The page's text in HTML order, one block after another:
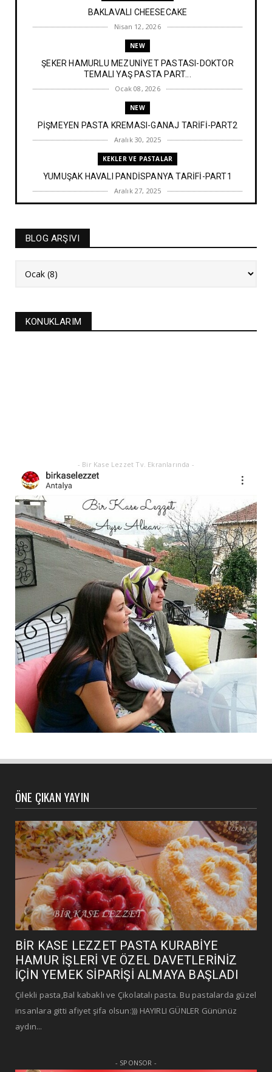
BAKLAVALI CHEESECAKE
Nisan 12, 2026
NEW
ŞEKER HAMURLU MEZUNİYET PASTASI-DOKTOR
TEMALI YAŞ PASTA PART...
Ocak 08, 2026
NEW
PİŞMEYEN PASTA KREMASI-GANAJ TARİFİ-PART2
Aralık 30, 2025
KEKLER VE PASTALAR
YUMUŞAK HAVALI PANDİSPANYA TARİFİ-PART1
Aralık 27, 2025
Alanya'nın düğünlerinin meşhur kurabiyesi- S
BLOG ARŞIVI
KONUKLARIM
- Bir Kase Lezzet Tv. Ekranlarında -
ÖNE ÇIKAN YAYIN
BİR KASE LEZZET PASTA KURABİYE
HAMUR İŞLERİ VE ÖZEL DAVETLERİNİZ
İÇİN YEMEK SİPARİŞİ ALMAYA BAŞLADI
Çilekli pasta,Bal kabaklı ve Çikolatalı pasta. Bu pastalarda güzel
insanlara gitti afiyet şifa olsun:))) HAYIRLI GÜNLER Gününüz
aydın...
- SPONSOR -